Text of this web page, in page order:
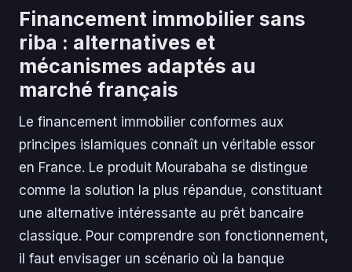
Financement immobilier sans
riba : alternatives et
mécanismes adaptés au
marché français
Le financement immobilier conformes aux
principes islamiques connaît un véritable essor
en France. Le produit Mourabaha se distingue
comme la solution la plus répandue, constituant
une alternative intéressante au prêt bancaire
classique. Pour comprendre son fonctionnement,
il faut envisager un scénario où la banque